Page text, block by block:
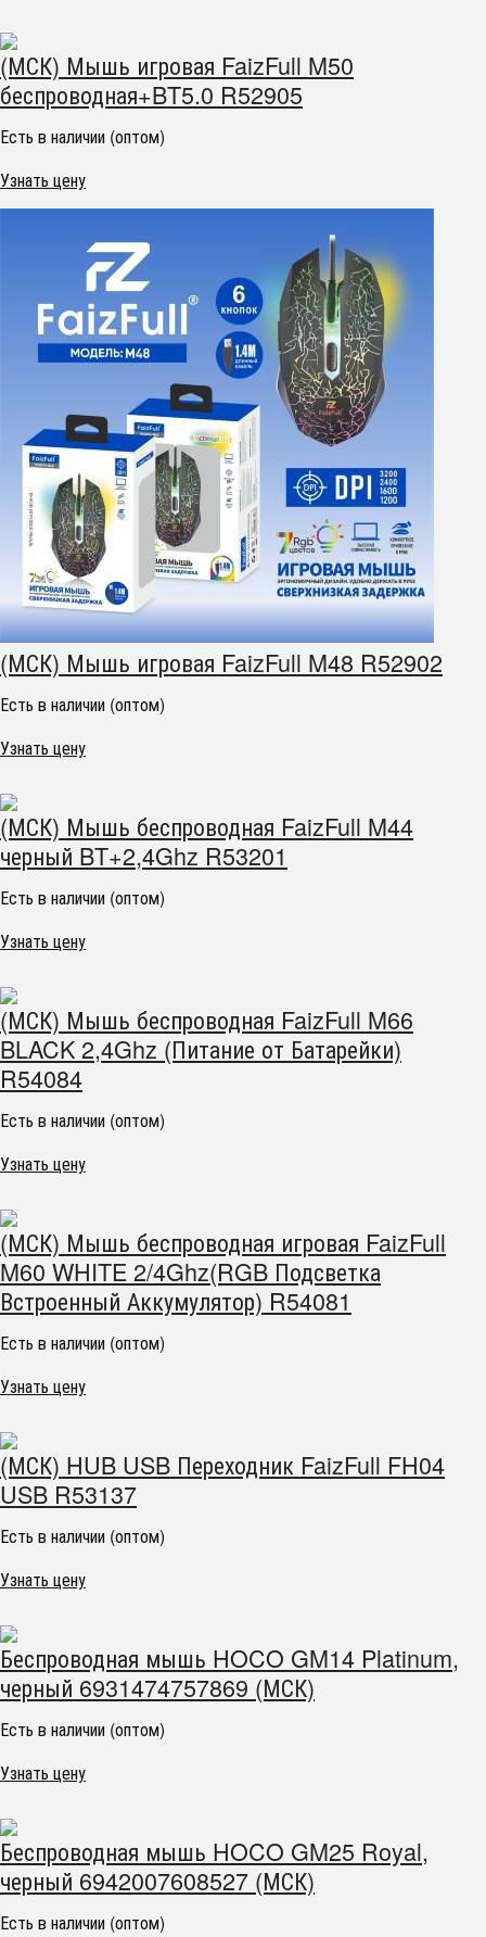
(МСК) Мышь игровая FaizFull M50
беспроводная+BT5.0 R52905
Есть в наличии (оптом)
Узнать цену
(МСК) Мышь игровая FaizFull M48 R52902
Есть в наличии (оптом)
Узнать цену
(МСК) Мышь беспроводная FaizFull M44
черный BT+2,4Ghz R53201
Есть в наличии (оптом)
Узнать цену
(МСК) Мышь беспроводная FaizFull M66
BLACK 2,4Ghz (Питание от Батарейки)
R54084
Есть в наличии (оптом)
Узнать цену
(МСК) Мышь беспроводная игровая FaizFull
M60 WHITE 2/4Ghz(RGB Подсветка
Встроенный Аккумулятор) R54081
Есть в наличии (оптом)
Узнать цену
(МСК) HUB USB Переходник FaizFull FH04
USB R53137
Есть в наличии (оптом)
Узнать цену
Беспроводная мышь HOCO GM14 Platinum,
черный 6931474757869 (МСК)
Есть в наличии (оптом)
Узнать цену
Беспроводная мышь HOCO GM25 Royal,
черный 6942007608527 (МСК)
Есть в наличии (оптом)